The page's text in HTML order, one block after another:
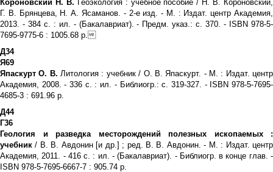
Короновский Н. В. Геоэкология : учебное пособие / Н. В. Короновский,
Г. В. Брянцева, Н. А. Ясаманов. - 2-е изд. - М. : Издат. центр Академия,
2013. - 384 с. : ил. - (Бакалавриат). - Предм. указ.: с. 370. - ISBN 978-5-
7695-9775-6 : 1005.68 р.
Д34
Я69
Япаскурт О. В. Литология : учебник / О. В. Япаскурт. - М. : Издат. центр
Академия, 2008. - 336 с. : ил. - Библиогр.: с. 319-327. - ISBN 978-5-7695-
4685-3 : 691.96 р.
Д44
Г36
Геология и разведка месторождений полезных ископаемых :
учебник / В. В. Авдонин [и др.] ; ред. В. В. Авдонин. - М. : Издат. центр
Академия, 2011. - 416 с. : ил. - (Бакалавриат). - Библиогр. в конце глав. -
ISBN 978-5-7695-6667-7 : 905.74 р.